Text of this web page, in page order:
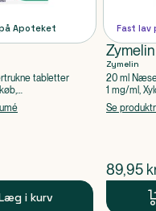
Apoteket
tabletter
Paracetamol
pris
i kurv
Fast lav
Zymelin
20 ml
1 mg/ml,
Se
$
89,95